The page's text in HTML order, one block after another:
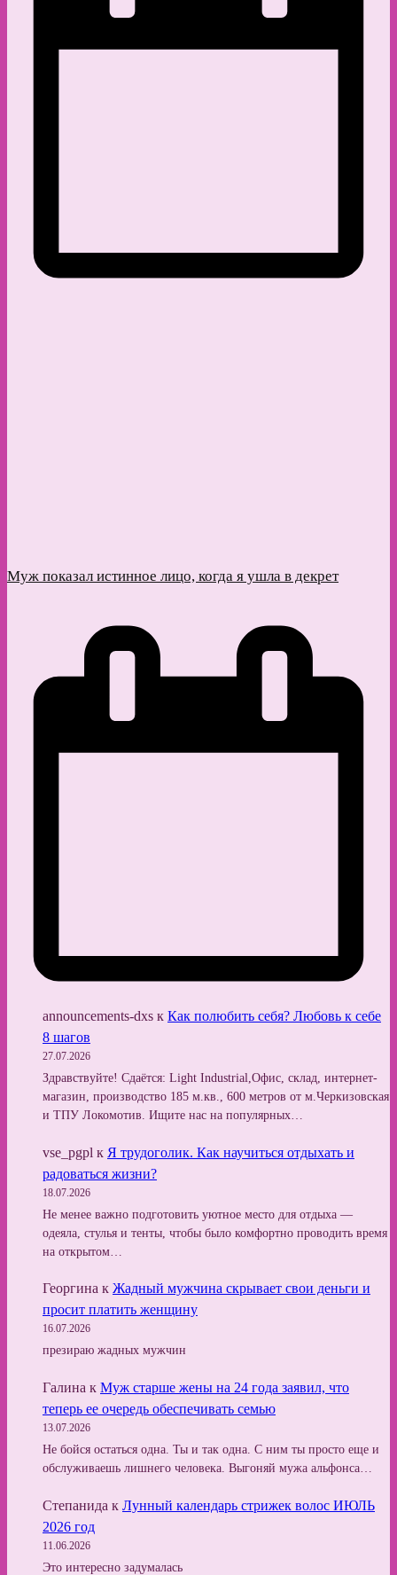
Муж показал истинное лицо, когда я ушла в декрет
announcements-dxs к Как полюбить себя? Любовь к себе
8 шагов
27.07.2026
Здравствуйте! Сдаётся: Light Industrial,Офис, склад, интернет-
магазин, производство 185 м.кв., 600 метров от м.Черкизовская
и ТПУ Локомотив. Ищите нас на популярных…
vse_pgpl к Я трудоголик. Как научиться отдыхать и
радоваться жизни?
18.07.2026
Не менее важно подготовить уютное место для отдыха —
одеяла, стулья и тенты, чтобы было комфортно проводить время
на открытом…
Георгина к Жадный мужчина скрывает свои деньги и
просит платить женщину
16.07.2026
презираю жадных мужчин
Галина к Муж старше жены на 24 года заявил, что
теперь ее очередь обеспечивать семью
13.07.2026
Не бойся остаться одна. Ты и так одна. С ним ты просто еще и
обслуживаешь лишнего человека. Выгоняй мужа альфонса…
Степанида к Лунный календарь стрижек волос ИЮЛЬ
2026 год
11.06.2026
Это интересно задумалась